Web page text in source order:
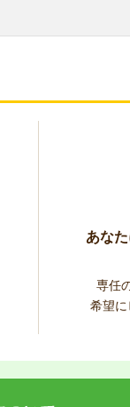
あな
専任
希望